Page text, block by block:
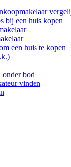
bij een huis kopen
een huis te kopen
onder bod
vinden